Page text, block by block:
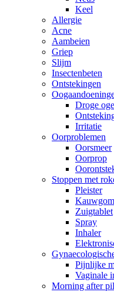
Keel
Allergie
Acne
Aambeien
Griep
Slijm
Insectenbeten
Ontstekingen
Droge
Irritatie
Oorproblemen
Oorsmeer
Oorprop
Stoppen met
Pleister
Kauwgom
Zuigtablet
Spray
Inhaler
Pijnlijke
Vaginale
Morning after pil